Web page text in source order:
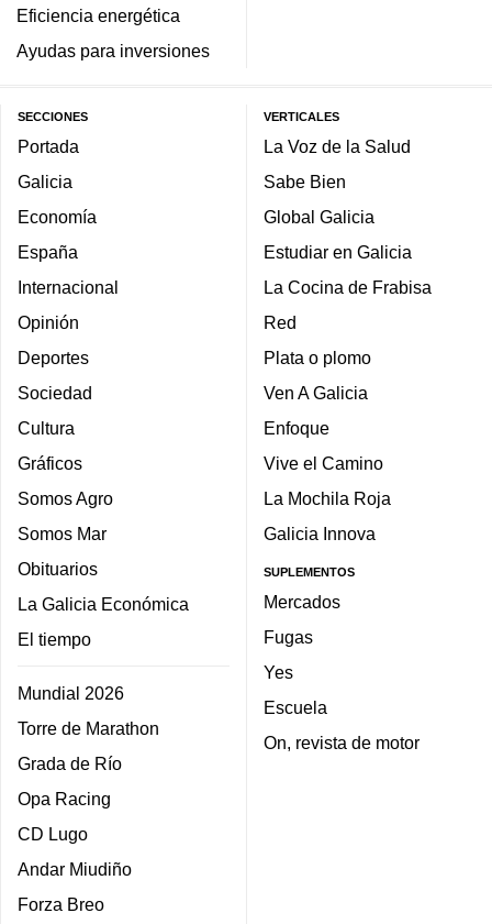
Eficiencia energética
Ayudas para inversiones
SECCIONES
Portada
Galicia
Economía
España
Internacional
Opinión
Deportes
Sociedad
Cultura
Gráficos
Somos Agro
Somos Mar
Obituarios
La Galicia Económica
El tiempo
Mundial 2026
Torre de Marathon
Grada de Río
Opa Racing
CD Lugo
Andar Miudiño
Forza Breo
VERTICALES
La Voz de la Salud
Sabe Bien
Global Galicia
Estudiar en Galicia
La Cocina de Frabisa
Red
Plata o plomo
Ven A Galicia
Enfoque
Vive el Camino
La Mochila Roja
Galicia Innova
SUPLEMENTOS
Mercados
Fugas
Yes
Escuela
On, revista de motor